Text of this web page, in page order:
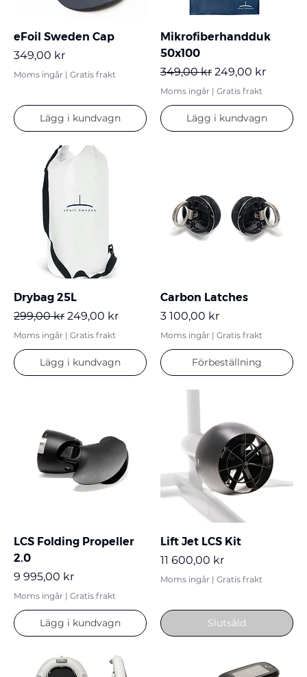
eFoil Sweden Cap
Pris
349,00 kr
Moms ingår | Gratis frakt
Lägg i kundvagn
Mikrofiberhandduk
50x100
Ordinarie pris
349,00 kr Reapris
249,00 kr
Moms ingår | Gratis frakt
Lägg i kundvagn
Drybag 25L
Ordinarie pris
299,00 kr Reapris
249,00 kr
Moms ingår | Gratis frakt
Lägg i kundvagn
Carbon Latches
Pris
3 100,00 kr
Moms ingår | Gratis frakt
Förbeställning
LCS Folding Propeller
2.0
Pris
9 995,00 kr
Moms ingår | Gratis frakt
Lägg i kundvagn
Lift Jet LCS Kit
Pris
11 600,00 kr
Moms ingår | Gratis frakt
Slutsåld